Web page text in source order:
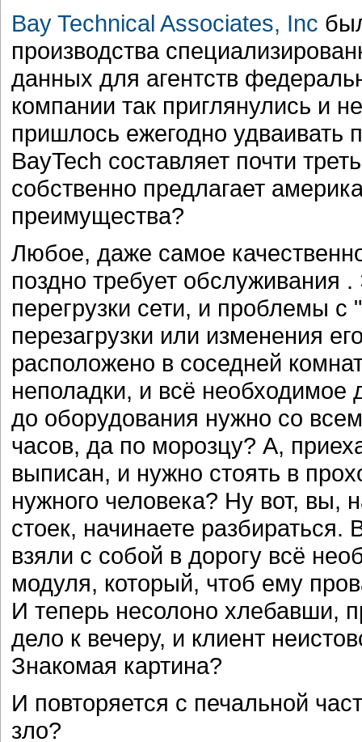
Bay Technical Associates, Inc
производства
данных для агентств
компании так приглянулись и
пришлось ежегодно удваивать
BayTech составляет почти
собственно предлагает
преимущества?
Любое, даже самое
поздно требует обслуживания
перегрузки сети, и проблемы
перезагрузки или изменения
расположено в соседней
неполадки, и всё необходимое
до оборудования нужно со
часов, да по морозцу? А,
выписан, и нужно стоять в
нужного человека? Ну вот, вы,
стоек, начинаете
взяли с собой в дорогу всё
модуля, который, чтоб ему
И теперь несолоно хлебавши,
дело к вечеру, и клиент
Знакомая картина?
И повторяется с печальной
зло?